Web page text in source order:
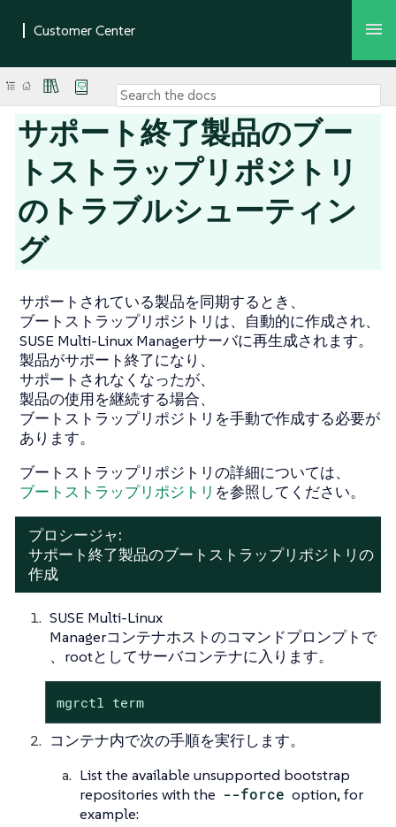
サポート終了製品のブー
トストラップリポジトリ
のトラブルシューティン
グ
サポートされている製品を同期するとき、
ブートストラップリポジトリは、自動的に作成され、
SUSE Multi-Linux Managerサーバに再生成されます。
製品がサポート終了になり、
サポートされなくなったが、
製品の使用を継続する場合、
ブートストラップリポジトリを手動で作成する必要が
あります。
ブートストラップリポジトリの詳細については、
ブートストラップリポジトリ を参照してください。
プロシージャ:
サポート終了製品のブートストラップリポジトリの
作成
SUSE Multi-Linux
Managerコンテナホストのコマンドプロンプトで
、rootとしてサーバコンテナに入ります。
mgrctl term
コンテナ内で次の手順を実行します。
List the available unsupported bootstrap
repositories with the --force option, for
example: